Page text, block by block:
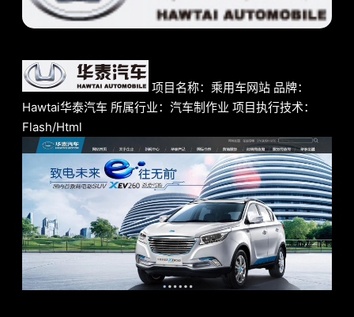
项目名称：乘用车网站 品牌：
Hawtai华泰汽车 所属行业：汽车制作业 项目执行技术：
Flash/Html